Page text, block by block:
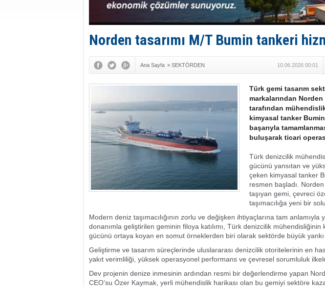
İTU AUV,
LNG
PROYAD, yat
Türk Armatöre
Norden tasarımı M/T Bumin tankeri
Ana Sayfa » SEKTÖRDEN 10.06.2026 00:01
Türk gemi tasarım
markalarından
tarafından
kimyasal tanker
başarıyla
buluşarak ticari
Türk denizcilik
gücünü yansıtan ve
çeken kimyasal tanker
resmen başladı.
taşıyan gemi, çevreci
taşımacılığa yeni bir
Modern deniz taşımacılığının zorlu ve değişken ihtiyaçlarına tam anlamıyla
donanımla geliştirilen geminin filoya katılımı, Türk denizcilik
gücünü ortaya koyan en somut örneklerden biri olarak sektörde büyük yankı
Geliştirme ve tasarım süreçlerinde uluslararası denizcilik otoritelerinin en
yakıt verimliliği, yüksek operasyonel performans ve çevresel sorumluluk
Dev projenin denize inmesinin ardından resmi bir değerlendirme yapan
CEO’su Özer Kaymak, yerli mühendislik harikası olan bu gemiyi sektöre